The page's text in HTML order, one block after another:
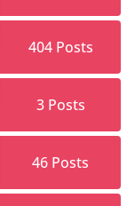
404Posts
3Posts
46 Posts